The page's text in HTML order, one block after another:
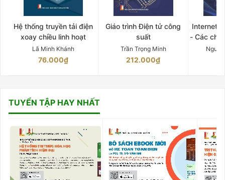
Hệ thống truyền tải điện
xoay chiều linh hoạt
Lã Minh Khánh
76.000₫
Giáo trình Điện tử công
suất
Trần Trọng Minh
212.000₫
Internet
- Các
TUYỂN TẬP HAY NHẤT